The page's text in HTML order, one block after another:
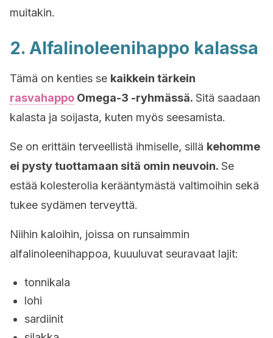
muitakin.
2. Alfalinoleenihappo kalassa
Tämä on kenties se kaikkein tärkein
rasvahappo Omega-3 -ryhmässä. Sitä saadaan
kalasta ja soijasta, kuten myös seesamista.
Se on erittäin terveellistä ihmiselle, sillä kehomme
ei pysty tuottamaan sitä omin neuvoin. Se
estää kolesterolia kerääntymästä valtimoihin sekä
tukee sydämen terveyttä.
Niihin kaloihin, joissa on runsaimmin
alfalinoleenihappoa, kuuuluvat seuravaat lajit:
tonnikala
lohi
sardiinit